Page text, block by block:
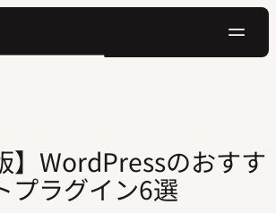
ョ
のおすすめECサイトプラグイン6選
】WordPressのおすす
プラグイン6選